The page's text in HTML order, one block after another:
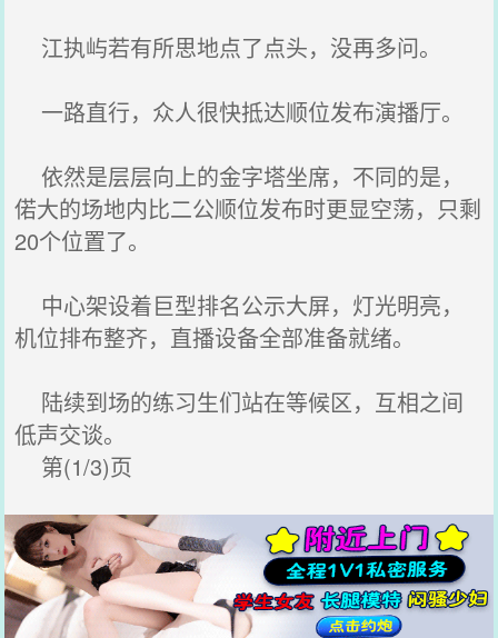
江执屿若有所思地点了点头，没再多问。
一路直行，众人很快抵达顺位发布演播厅。
依然是层层向上的金字塔坐席，不同的是，
偌大的场地内比二公顺位发布时更显空荡，只剩
20个位置了。
中心架设着巨型排名公示大屏，灯光明亮，
机位排布整齐，直播设备全部准备就绪。
陆续到场的练习生们站在等候区，互相之间
低声交谈。
第(1/3)页